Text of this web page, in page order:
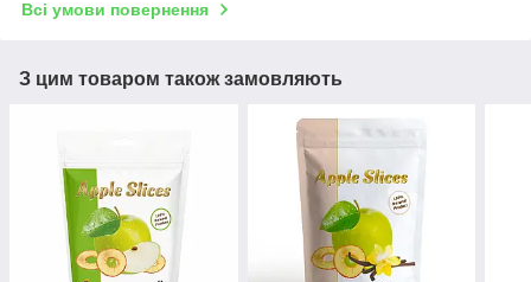
Всі умови повернення
З цим товаром також замовляють